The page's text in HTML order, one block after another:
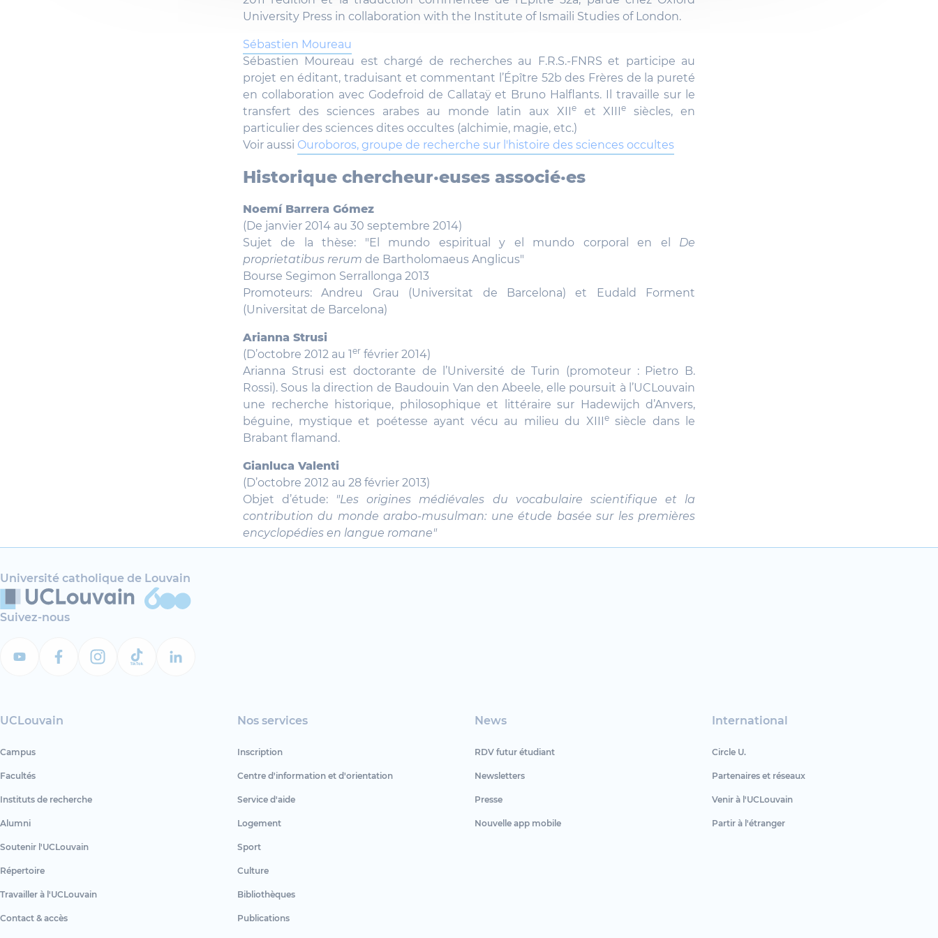
University Press in collaboration with the Institute of Ismaili Studies of London.
Sébastien Moureau
Sébastien Moureau est chargé de recherches au F.R.S.-FNRS et participe au
projet en éditant, traduisant et commentant l’Épître 52b des Frères de la pureté
en collaboration avec Godefroid de Callataÿ et Bruno Halflants. Il travaille sur le
transfert des sciences arabes au monde latin aux XIIeet XIIIe
siècles, en
particulier des sciences dites occultes (alchimie, magie, etc.)
Voir aussi Ouroboros, groupe de recherche sur l'histoire des sciences occultes
Historique chercheur·euses associé·es
Noemí Barrera Gómez
(De janvier 2014 au 30 septembre 2014)
Sujet de la thèse: "El mundo espiritual y el mundo corporal en el De
proprietatibus rerum de Bartholomaeus Anglicus"
Bourse Segimon Serrallonga 2013
Promoteurs: Andreu Grau (Universitat de Barcelona) et Eudald Forment
(Universitat de Barcelona)
Arianna Strusi
(D’octobre 2012 au 1er février 2014)
Arianna Strusi est doctorante de l’Université de Turin (promoteur : Pietro B.
Rossi). Sous la direction de Baudouin Van den Abeele, elle poursuit à l’UCLouvain
une recherche historique, philosophique et littéraire sur Hadewijch d’Anvers,
béguine, mystique et poétesse ayant vécu au milieu du XIIIesiècle dans le
Brabant flamand.
Gianluca Valenti
(D’octobre 2012 au 28 février 2013)
Objet d’étude: "Les origines médiévales du vocabulaire scientifique et la
contribution du monde arabo-musulman: une étude basée sur les premières
encyclopédies en langue romane"
Université catholique de Louvain
Suivez-nous
UCLouvain
Campus
Facultés
Instituts de recherche
Alumni
Soutenir l'UCLouvain
Répertoire
Travailler à l'UCLouvain
Contact & accès
Nos services
Inscription
Centre d'information et d'orientation
Service d'aide
Logement
Sport
Culture
Bibliothèques
Publications
News
RDV futur étudiant
Newsletters
Presse
Nouvelle app mobile
International
Circle U.
Partenaires et réseaux
Venir à l'UCLouvain
Partir à l'étranger